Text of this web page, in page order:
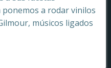
a rodar vinilos
músicos ligados